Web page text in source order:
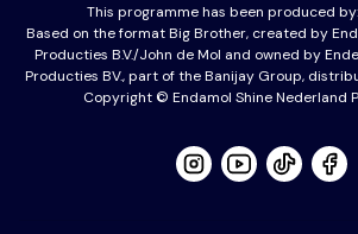
This programme has been produced by:
Based on the format Big Brother, created by
Producties B.V./John de Mol and owned by
Producties BV., part of the Banijay Group,
Copyright © Endamol Shine Nederland